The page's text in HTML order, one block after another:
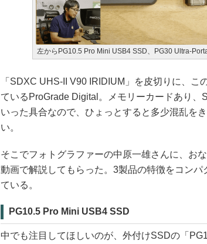
左からPG10.5 Pro Mini USB4 SSD、PG30 Ultra-
「SDXC UHS-II V90 IRIDIUM」を皮切りに、こ
ているProGrade Digital。メモリーカードあり、
いった具合なので、ひょっとすると多少混乱を
い。
そこでフォトグラファーの中原一雄さんに、お
動画で解説してもらった。3製品の特徴をコン
ている。
PG10.5 Pro Mini USB4 SSD
中でも注目してほしいのが、外付けSSDの「